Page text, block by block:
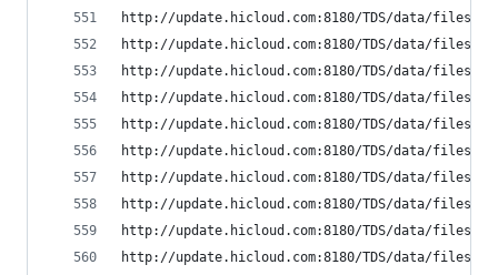
http://update.hicloud.com:8180/TDS/data/files/p9/
http://update.hicloud.com:8180/TDS/data/files/p9/
http://update.hicloud.com:8180/TDS/data/files/p9/
http://update.hicloud.com:8180/TDS/data/files/p9/
http://update.hicloud.com:8180/TDS/data/files/p9/
http://update.hicloud.com:8180/TDS/data/files/p9/
http://update.hicloud.com:8180/TDS/data/files/p9/
http://update.hicloud.com:8180/TDS/data/files/p9/
http://update.hicloud.com:8180/TDS/data/files/p9/
http://update.hicloud.com:8180/TDS/data/files/p9/